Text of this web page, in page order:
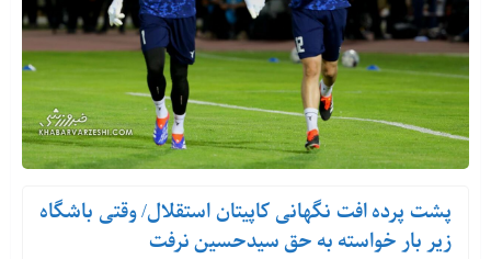
پشت پرده افت نگهانی کاپیتان استقلال/ وقتی باشگاه
زیر بار خواسته به حق سیدحسین نرفت